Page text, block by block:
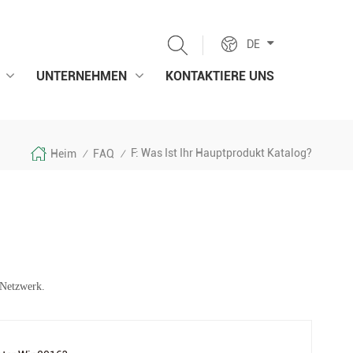
DE
UNTERNEHMEN KONTAKTIERE UNS
Heim / FAQ / F: Was Ist Ihr Hauptprodukt Katalog?